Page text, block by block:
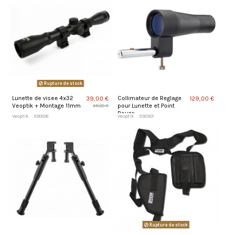
Rupture de stock
Lunette de visee 4x32
Veoptik + Montage 11mm
Veoptik 590016
39,00 €
49,00 €
Collimateur de Reglage
pour Lunette et Point
Rouge
Veoptik 590501
129,00 €
Rupture de stock